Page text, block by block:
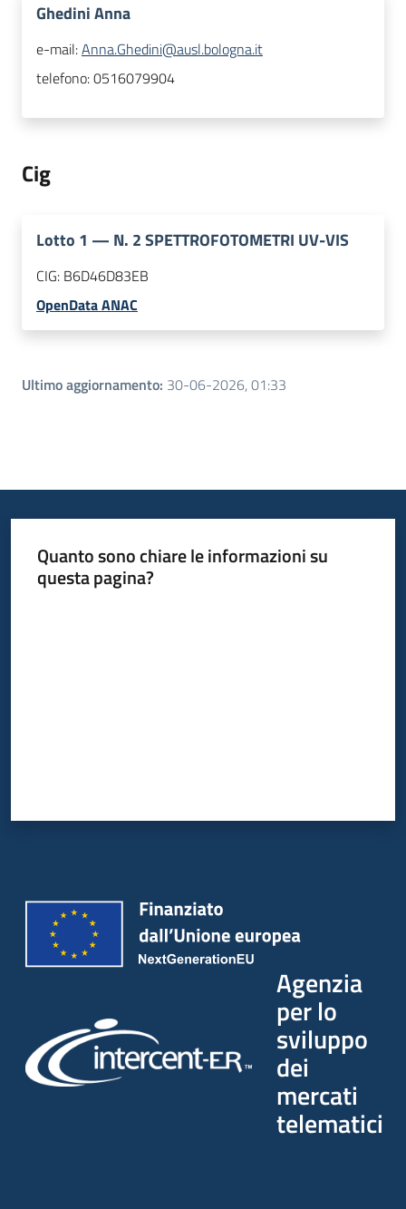
Ghedini Anna
e-mail:Anna.Ghedini@ausl.bologna.it
telefono:0516079904
Cig
Lotto 1 — N. 2 SPETTROFOTOMETRI UV-VIS
CIG: B6D46D83EB
OpenData ANAC
Ultimo aggiornamento: 30-06-2026, 01:33
Quanto sono chiare le informazioni su
questa pagina?
Agenzia
per lo
sviluppo
dei
mercati
telematici